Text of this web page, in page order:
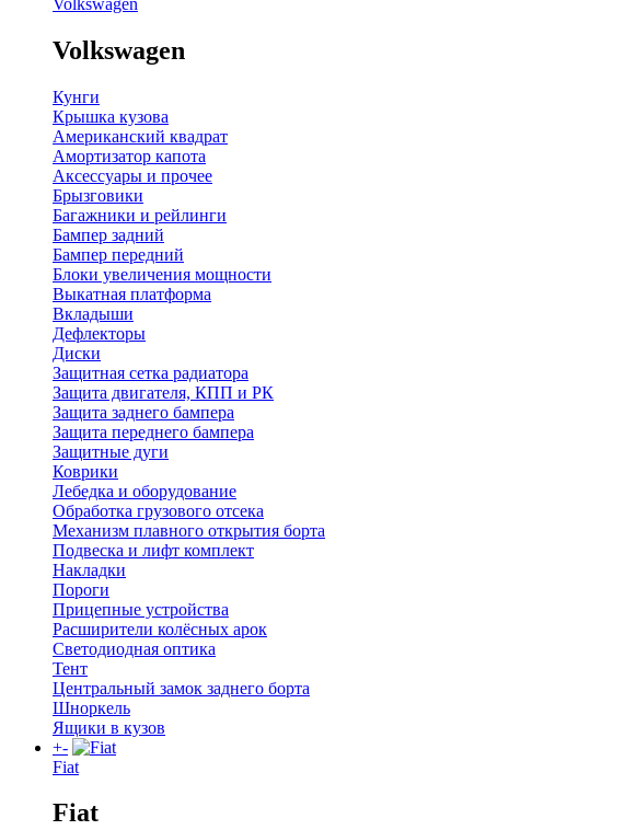
Volkswagen
Кунги
Крышка кузова
Американский квадрат
Амортизатор капота
Аксессуары и прочее
Брызговики
Багажники и рейлинги
Бампер задний
Бампер передний
Блоки увеличения мощности
Выкатная платформа
Вкладыши
Дефлекторы
Диски
Защитная сетка радиатора
Защита двигателя, КПП и РК
Защита заднего бампера
Защита переднего бампера
Защитные дуги
Коврики
Лебедка и оборудование
Обработка грузового отсека
Механизм плавного открытия борта
Подвеска и лифт комплект
Накладки
Пороги
Прицепные устройства
Расширители колёсных арок
Светодиодная оптика
Тент
Центральный замок заднего борта
Шноркель
Ящики в кузов
+-
Fiat
Fiat